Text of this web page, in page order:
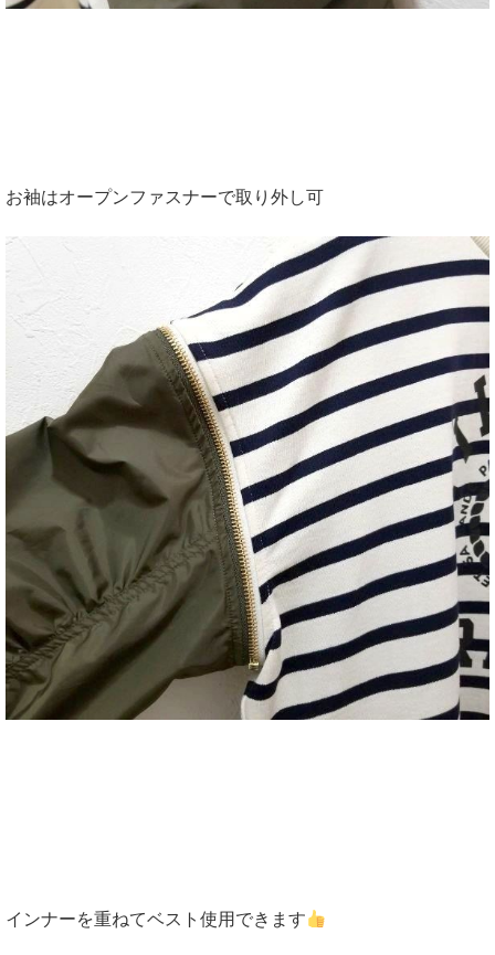
お袖はオープンファスナーで取り外し可
インナーを重ねてベスト使用できます